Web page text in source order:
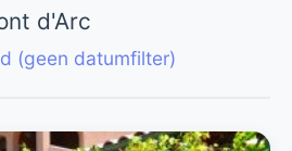
d'Arc
(geen datumfilter)